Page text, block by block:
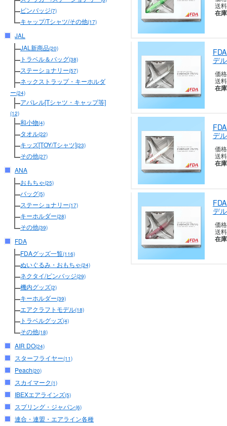
ピンバッジ(7)
キャップ/Tシャツ/その他(17)
JAL
JAL新商品(20)
トラベル＆バッグ(38)
ステーショナリー(57)
ネックストラップ・キーホルダ
ー(24)
アパレル[Tシャツ・キャップ等]
(12)
和小物(4)
タオル(22)
キッズ[TOY/Tシャツ](23)
その他(27)
ANA
おもちゃ(25)
バッグ(5)
ステーショナリー(17)
キーホルダー(28)
その他(39)
FDA
FDAグッズ一覧(116)
ぬいぐるみ・おもちゃ(24)
ネクタイ/ピンバッジ(29)
機内グッズ(2)
キーホルダー(39)
エアクラフトモデル(18)
トラベルグッズ(4)
その他(18)
AIR DO(24)
スターフライヤー(11)
Peach(20)
スカイマーク(1)
IBEXエアラインズ(5)
スプリング・ジャパン(6)
連合・連盟・エアライン各種
送
在
デ
価
送
在
デ
価
送
在
デ
価
送
在